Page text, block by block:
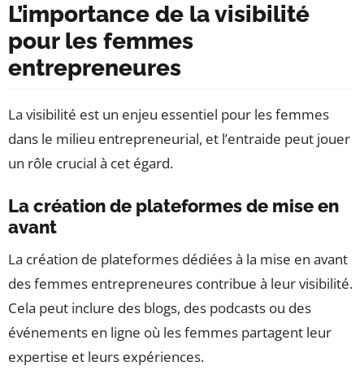
L’importance de la visibilité
pour les femmes
entrepreneures
La visibilité est un enjeu essentiel pour les femmes
dans le milieu entrepreneurial, et l’entraide peut jouer
un rôle crucial à cet égard.
La création de plateformes de mise en
avant
La création de plateformes dédiées à la mise en avant
des femmes entrepreneures contribue à leur visibilité.
Cela peut inclure des blogs, des podcasts ou des
événements en ligne où les femmes partagent leur
expertise et leurs expériences.